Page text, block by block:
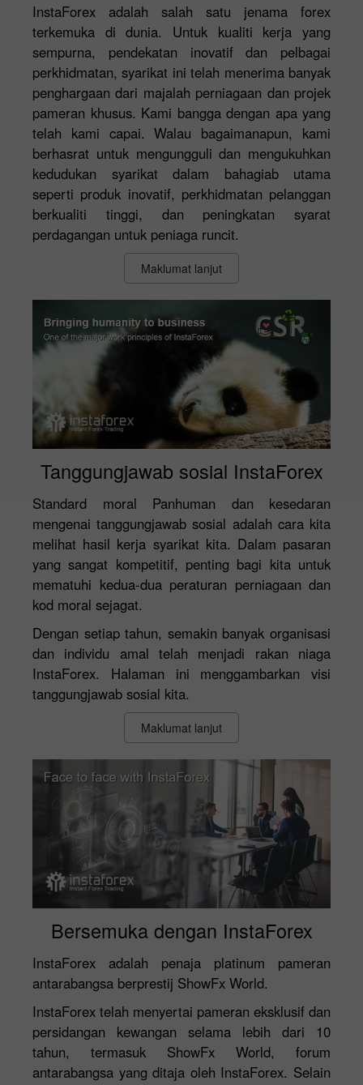
InstaForex adalah salah satu jenama forex
terkemuka di dunia. Untuk kualiti kerja yang
sempurna, pendekatan inovatif dan pelbagai
perkhidmatan, syarikat ini telah menerima banyak
penghargaan dari majalah perniagaan dan projek
pameran khusus. Kami bangga dengan apa yang
telah kami capai. Walau bagaimanapun, kami
berhasrat untuk mengungguli dan mengukuhkan
kedudukan syarikat dalam bahagiab utama
seperti produk inovatif, perkhidmatan pelanggan
berkualiti tinggi, dan peningkatan syarat
perdagangan untuk peniaga runcit.
Maklumat lanjut
Tanggungjawab sosial InstaForex
Standard moral Panhuman dan kesedaran
mengenai tanggungjawab sosial adalah cara kita
melihat hasil kerja syarikat kita. Dalam pasaran
yang sangat kompetitif, penting bagi kita untuk
mematuhi kedua-dua peraturan perniagaan dan
kod moral sejagat.
Dengan setiap tahun, semakin banyak organisasi
dan individu amal telah menjadi rakan niaga
InstaForex. Halaman ini menggambarkan visi
tanggungjawab sosial kita.
Maklumat lanjut
Bersemuka dengan InstaForex
InstaForex adalah penaja platinum pameran
antarabangsa berprestij ShowFx World.
InstaForex telah menyertai pameran eksklusif dan
persidangan kewangan selama lebih dari 10
tahun, termasuk ShowFx World, forum
antarabangsa yang ditaja oleh InstaForex. Selain